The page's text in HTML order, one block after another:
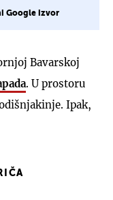
Google izvor
Bavarskoj
. U prostoru
Ipak,